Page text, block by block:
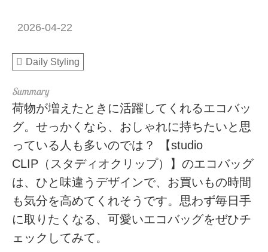
2026-04-22
Daily Styling
荷物が増えたときに活躍してくれるエコバッ
グ。せっかくなら、おしゃれに持ちたいと思
っている人も多いのでは？ 【studio
CLIP（スタディオクリップ）】のエコバッグ
は、ひと味違うデザインで、お買いもの時間
も気分を高めてくれそうです。思わず毎日手
に取りたくなる、可愛いエコバッグをぜひチ
ェックしてみて。